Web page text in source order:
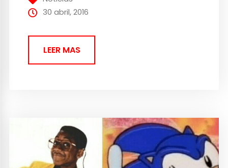
pueden ser hasta beneficiosos y es que
30 abril, 2016
LEER MAS